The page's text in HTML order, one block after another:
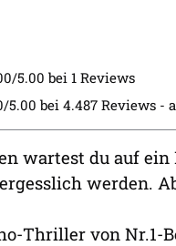
5.00 bei 1 Reviews
5.00 bei 4.487 Reviews -
wartest du auf
werden.
Thriller von Nr.1-